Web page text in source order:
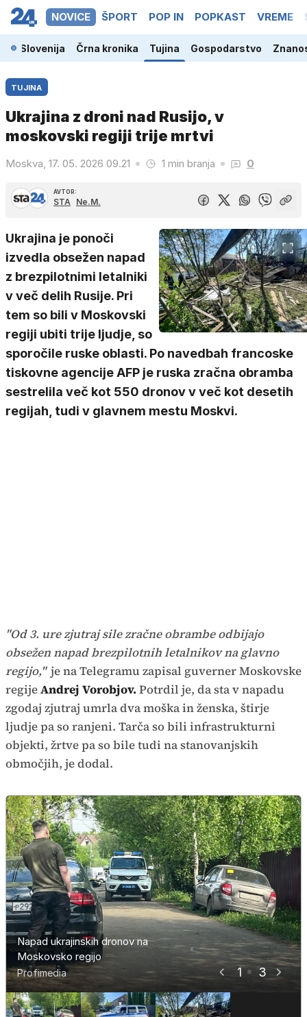
NOVICE ŠPORT POP IN POPKAST VREME
Slovenija Črna kronika Tujina Gospodarstvo
TUJINA
Ukrajina z droni nad Rusijo, v
moskovski regiji trije mrtvi
Moskva, 17. 05. 2026 09.21 1 min branja 0
AVTOR:
STA Ne.M.
Ukrajina je ponoči
izvedla obsežen napad
z brezpilotnimi letalniki
v več delih Rusije. Pri
tem so bili v Moskovski
regiji ubiti trije ljudje, so
sporočile ruske oblasti. Po navedbah francoske
tiskovne agencije AFP je ruska zračna obramba
sestrelila več kot 550 dronov v več kot desetih
regijah, tudi v glavnem mestu Moskvi.
"Od 3. ure zjutraj sile zračne obrambe odbijajo
obsežen napad brezpilotnih letalnikov na glavno
regijo," je na Telegramu zapisal guverner Moskovske
regijeAndrej Vorobjov.Potrdil je, da sta v napadu
zgodaj zjutraj umrla dva moška in ženska, štirje
ljudje pa so ranjeni. Tarča so bili infrastrukturni
objekti, žrtve pa so bile tudi na stanovanjskih
območjih, je dodal.
1 3
Napad ukrajinskih dronov na
Moskovsko regijo
Profimedia
Napad ukrajinskih dronov na
Moskovsko regijo
Profimedia
Napad ukrajinskih dronov na
Moskovsko regijo
Profimedia